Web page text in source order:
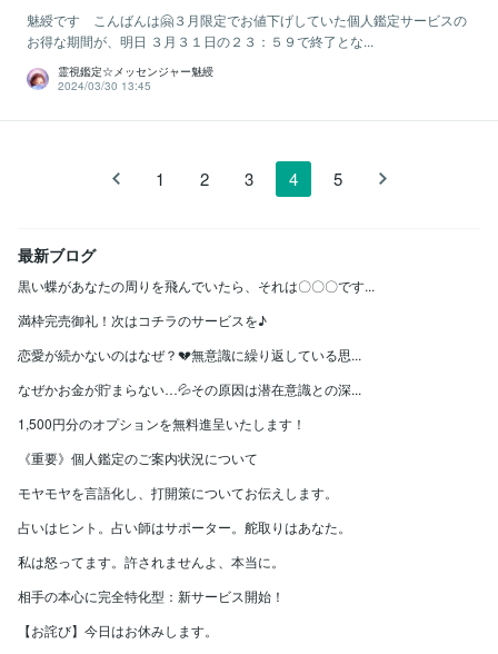
魅綬です こんばんは🤗３月限定でお値下げしていた個人鑑定サービスの
お得な期間が、明日 ３月３１日の２３：５９で終了とな...
霊視鑑定☆メッセンジャー魅綬
2024/03/30 13:45
1 2 3 4 5
最新ブログ
黒い蝶があなたの周りを飛んでいたら、それは〇〇〇です...
満枠完売御礼！次はコチラのサービスを♪
恋愛が続かないのはなぜ？💔無意識に繰り返している思...
なぜかお金が貯まらない…💦その原因は潜在意識との深...
1,500円分のオプションを無料進呈いたします！
《重要》個人鑑定のご案内状況について
モヤモヤを言語化し、打開策についてお伝えします。
占いはヒント。占い師はサポーター。舵取りはあなた。
私は怒ってます。許されませんよ、本当に。
相手の本心に完全特化型：新サービス開始！
【お詫び】今日はお休みします。